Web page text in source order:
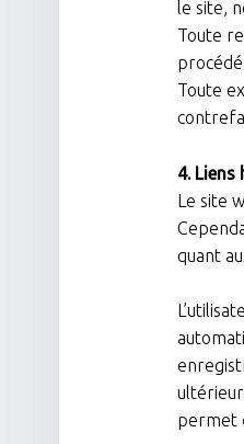
le site,
Toute
Toute
4. Liens
Le site
quant
permet